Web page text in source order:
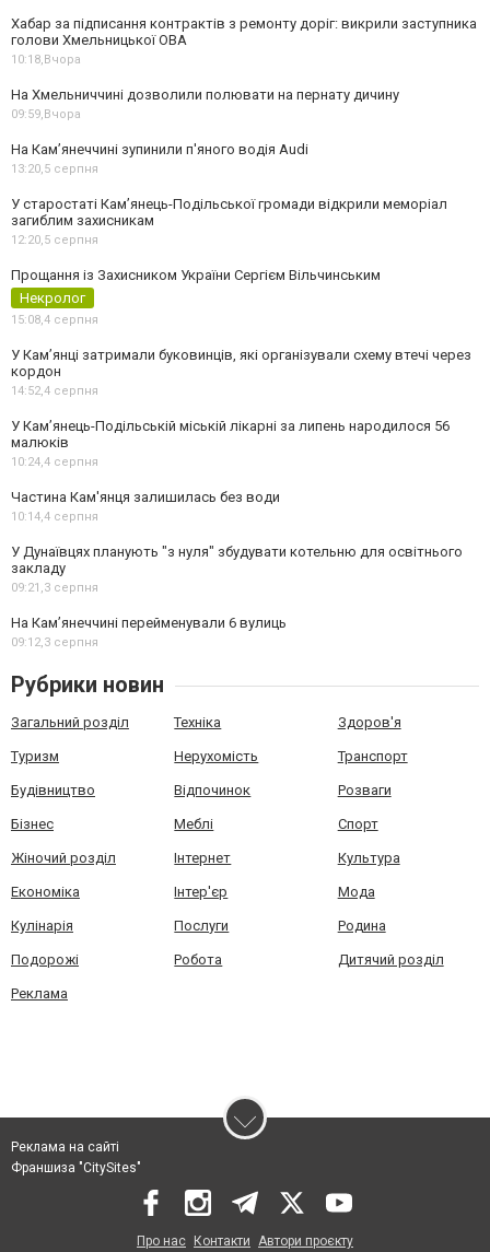
Хабар за підписання контрактів з ремонту доріг: викрили заступника
голови Хмельницької ОВА
10:18,Вчора
На Хмельниччині дозволили полювати на пернату дичину
09:59,Вчора
На Камʼянеччині зупинили п'яного водія Audi
13:20,5 серпня
У старостаті Кам’янець-Подільської громади відкрили меморіал
загиблим захисникам
12:20,5 серпня
Прощання із Захисником України Сергієм Вільчинським
Некролог
15:08,4 серпня
У Кам’янці затримали буковинців, які організували схему втечі через
кордон
14:52,4 серпня
У Кам’янець-Подільській міській лікарні за липень народилося 56
малюків
10:24,4 серпня
Частина Кам'янця залишилась без води
10:14,4 серпня
У Дунаївцях планують "з нуля" збудувати котельню для освітнього
закладу
09:21,3 серпня
На Камʼянеччині перейменували 6 вулиць
09:12,3 серпня
Рубрики новин
Загальний розділ Техніка Здоров'я
Туризм Нерухомість Транспорт
Будівництво Відпочинок Розваги
Бізнес Меблі Спорт
Жіночий розділ Інтернет Культура
Економіка Інтер'єр Мода
Кулінарія Послуги Родина
Подорожі Робота Дитячий розділ
Реклама
Реклама на сайті
Франшиза "CitySites"
Про нас Контакти Автори проєкту